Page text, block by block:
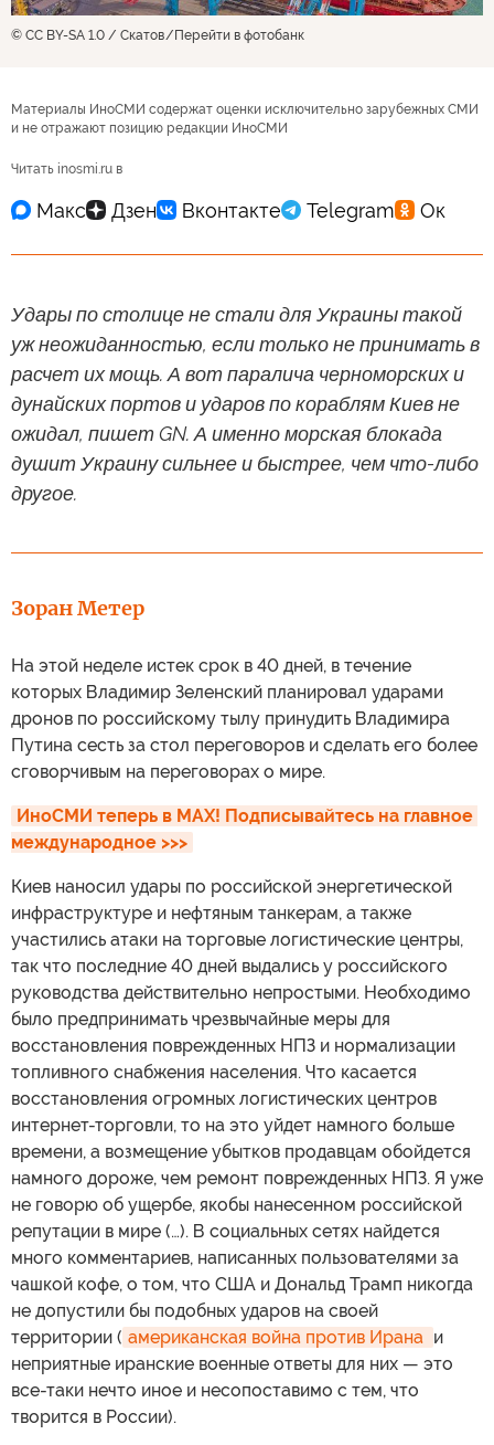
© CC BY-SA 1.0 / Скатов Перейти в фотобанк
Материалы ИноСМИ содержат оценки исключительно зарубежных СМИ
и не отражают позицию редакции ИноСМИ
Читать inosmi.ru в
Удары по столице не стали для Украины такой
уж неожиданностью, если только не принимать в
расчет их мощь. А вот паралича черноморских и
дунайских портов и ударов по кораблям Киев не
ожидал, пишет GN. А именно морская блокада
душит Украину сильнее и быстрее, чем что-либо
другое.
Зоран Метер
На этой неделе истек срок в 40 дней, в течение
которых Владимир Зеленский планировал ударами
дронов по российскому тылу принудить Владимира
Путина сесть за стол переговоров и сделать его более
сговорчивым на переговорах о мире.
ИноСМИ теперь в MAX! Подписывайтесь на главное
международное >>>
Киев наносил удары по российской энергетической
инфраструктуре и нефтяным танкерам, а также
участились атаки на торговые логистические центры,
так что последние 40 дней выдались у российского
руководства действительно непростыми. Необходимо
было предпринимать чрезвычайные меры для
восстановления поврежденных НПЗ и нормализации
топливного снабжения населения. Что касается
восстановления огромных логистических центров
интернет-торговли, то на это уйдет намного больше
времени, а возмещение убытков продавцам обойдется
намного дороже, чем ремонт поврежденных НПЗ. Я уже
не говорю об ущербе, якобы нанесенном российской
репутации в мире (…). В социальных сетях найдется
много комментариев, написанных пользователями за
чашкой кофе, о том, что США и Дональд Трамп никогда
не допустили бы подобных ударов на своей
территории ( американская война против Ирана и
неприятные иранские военные ответы для них — это
все-таки нечто иное и несопоставимо с тем, что
творится в России).